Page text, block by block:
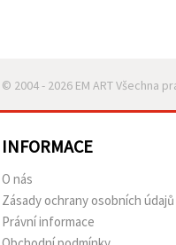
© 2004 - 2026 EM ART Všechna
INFORMACE
O nás
Zásady ochrany osobních údajů
Právní informace